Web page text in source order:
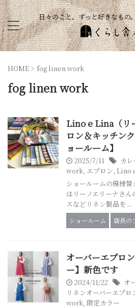
日々のこと。ずっと好きなも
HOME > fog linen work
fog linen work
Lino e Lina（リ
ロン＆キッチン
ョールーム】
2025/7/11 カ
work, エプロン, Lino
ショールームの模様
はリーノエリーナさん
スなどリネン製品を ...
ショールーム 店長の
オーバーエプロ
ー】新色です
2024/11/22 オ
リネンオーバーエプロ
work, 限定カラー